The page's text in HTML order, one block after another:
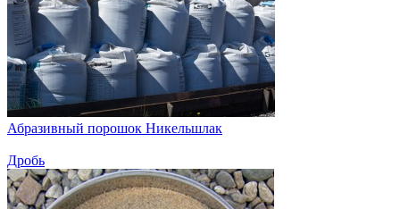
Абразивный порошок Никельшлак
Дробь